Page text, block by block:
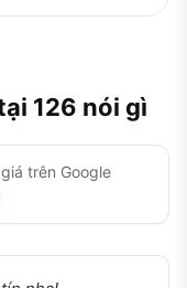
126 nói gì
trên Google